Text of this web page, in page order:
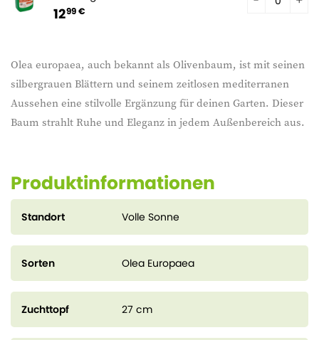
Olea europaea, auch bekannt als Olivenbaum, ist mit seinen
silbergrauen Blättern und seinem zeitlosen mediterranen
Aussehen eine stilvolle Ergänzung für deinen Garten. Dieser
Baum strahlt Ruhe und Eleganz in jedem Außenbereich aus.
1299 €
Produktinformationen
Standort Volle Sonne
Sorten Olea Europaea
Zuchttopf 27 cm